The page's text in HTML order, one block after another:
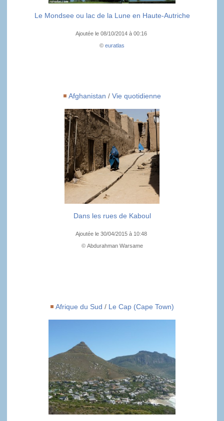
Le Mondsee ou lac de la Lune en Haute-Autriche
Ajoutée le 08/10/2014 à 00:16
© euratlas
Afghanistan / Vie quotidienne
Dans les rues de Kaboul
Ajoutée le 30/04/2015 à 10:48
© Abdurahman Warsame
Afrique du Sud / Le Cap (Cape Town)